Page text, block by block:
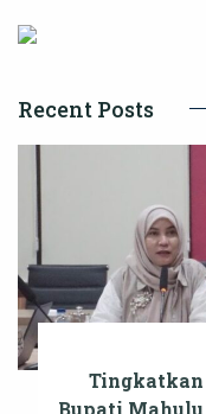
Recent Posts
Tingkatkan
Bupati